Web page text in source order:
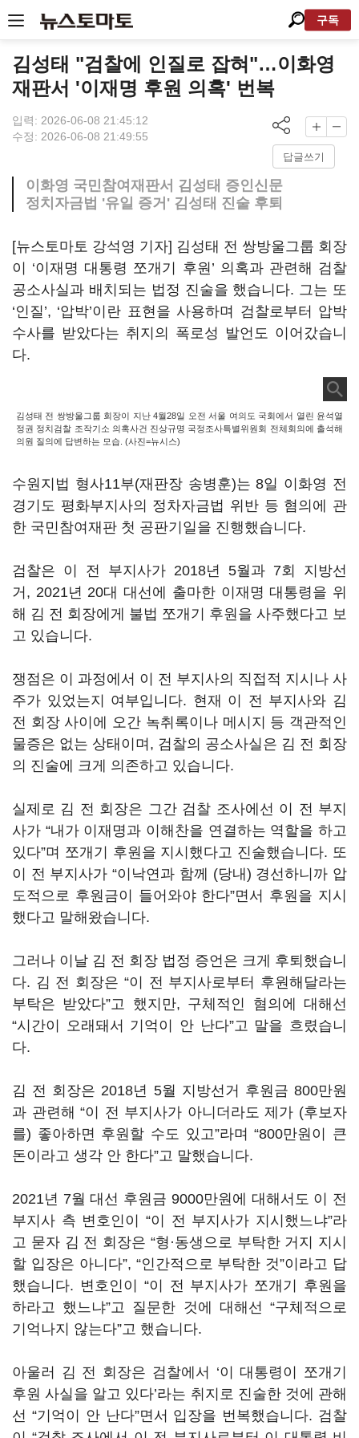
구독
김성태 "검찰에 인질로 잡혀"…이화영
재판서 '이재명 후원 의혹' 번복
입력: 2026-06-08 21:45:12
수정: 2026-06-08 21:49:55
답글쓰기
이화영 국민참여재판서 김성태 증인신문
정치자금법 '유일 증거' 김성태 진술 후퇴
[뉴스토마토 강석영 기자] 김성태 전 쌍방울그룹 회장
이 ‘이재명 대통령 쪼개기 후원’ 의혹과 관련해 검찰
공소사실과 배치되는 법정 진술을 했습니다. 그는 또
‘인질’, ‘압박’이란 표현을 사용하며 검찰로부터 압박
수사를 받았다는 취지의 폭로성 발언도 이어갔습니
다.
김성태 전 쌍방울그룹 회장이 지난 4월28일 오전 서울 여의도 국회에서 열린 윤석열
정권 정치검찰 조작기소 의혹사건 진상규명 국정조사특별위원회 전체회의에 출석해
의원 질의에 답변하는 모습. (사진=뉴시스)
수원지법 형사11부(재판장 송병훈)는 8일 이화영 전
경기도 평화부지사의 정차자금법 위반 등 혐의에 관
한 국민참여재판 첫 공판기일을 진행했습니다.
검찰은 이 전 부지사가 2018년 5월과 7회 지방선
거, 2021년 20대 대선에 출마한 이재명 대통령을 위
해 김 전 회장에게 불법 쪼개기 후원을 사주했다고 보
고 있습니다.
쟁점은 이 과정에서 이 전 부지사의 직접적 지시나 사
주가 있었는지 여부입니다. 현재 이 전 부지사와 김
전 회장 사이에 오간 녹취록이나 메시지 등 객관적인
물증은 없는 상태이며, 검찰의 공소사실은 김 전 회장
의 진술에 크게 의존하고 있습니다.
실제로 김 전 회장은 그간 검찰 조사에선 이 전 부지
사가 “내가 이재명과 이해찬을 연결하는 역할을 하고
있다”며 쪼개기 후원을 지시했다고 진술했습니다. 또
이 전 부지사가 “이낙연과 함께 (당내) 경선하니까 압
도적으로 후원금이 들어와야 한다”면서 후원을 지시
했다고 말해왔습니다.
그러나 이날 김 전 회장 법정 증언은 크게 후퇴했습니
다. 김 전 회장은 “이 전 부지사로부터 후원해달라는
부탁은 받았다”고 했지만, 구체적인 혐의에 대해선
“시간이 오래돼서 기억이 안 난다”고 말을 흐렸습니
다.
김 전 회장은 2018년 5월 지방선거 후원금 800만원
과 관련해 “이 전 부지사가 아니더라도 제가 (후보자
를) 좋아하면 후원할 수도 있고”라며 “800만원이 큰
돈이라고 생각 안 한다”고 말했습니다.
2021년 7월 대선 후원금 9000만원에 대해서도 이 전
부지사 측 변호인이 “이 전 부지사가 지시했느냐”라
고 묻자 김 전 회장은 “형·동생으로 부탁한 거지 지시
할 입장은 아니다”, “인간적으로 부탁한 것”이라고 답
했습니다. 변호인이 “이 전 부지사가 쪼개기 후원을
하라고 했느냐”고 질문한 것에 대해선 “구체적으로
기억나지 않는다”고 했습니다.
아울러 김 전 회장은 검찰에서 ‘이 대통령이 쪼개기
후원 사실을 알고 있다’라는 취지로 진술한 것에 관해
선 “기억이 안 난다”면서 입장을 번복했습니다. 검찰